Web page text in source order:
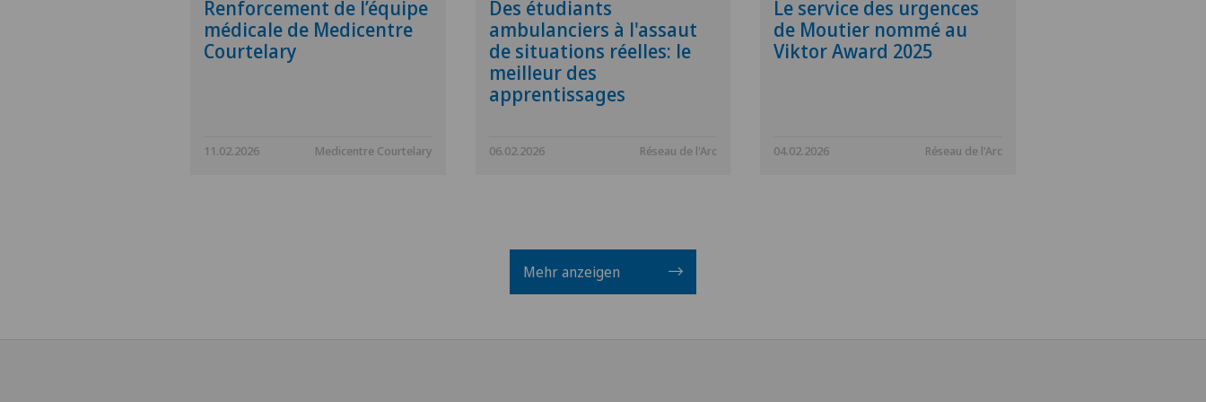
Renforcement de l’équipe
médicale de Medicentre
Courtelary
11.02.2026 Medicentre Courtelary
Des étudiants
ambulanciers à l'assaut
de situations réelles: le
meilleur des
apprentissages
06.02.2026 Réseau de l'Arc
Le service des urgences
de Moutier nommé au
Viktor Award 2025
04.02.2026 Réseau de l'Arc
Mehr anzeigen